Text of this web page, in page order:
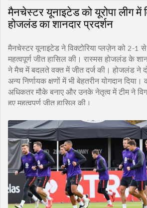
मैनचेस्टर यूनाइटेड को यूरोपा लीग में
होजलंड का शानदार प्रदर्शन
मैनचेस्टर यूनाइटेड ने विक्टोरिया प्लज़ेन को 2-1 से
महत्वपूर्ण जीत हासिल की। रास्मस होजलंड के
ने मैच में बदलते वक्त में जीत दर्ज की। होजलंड ने
अन्य निर्णायक क्षणों में भी बेहतरीन योगदान
अधिकतर मौके बनाए और उनके नेतृत्व में टीम ने
हुए महत्वपूर्ण जीत हासिल की।